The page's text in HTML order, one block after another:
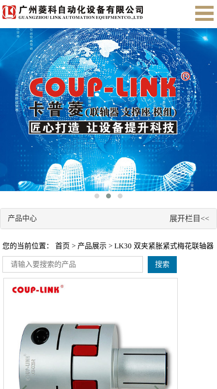
首页 关于我们 产品展示 售后服务
会员注册
English
产品中心 展开栏目<<
您的当前位置： 首页 > 产品展示 > LK30 双夹紧胀紧式梅花联轴器
搜索